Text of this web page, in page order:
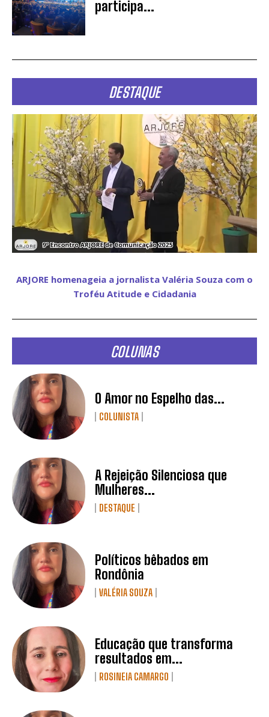
participa...
DESTAQUE
ARJORE homenageia a jornalista Valéria Souza com o
Troféu Atitude e Cidadania
COLUNAS
O Amor no Espelho das...
COLUNISTA
A Rejeição Silenciosa que
Mulheres...
DESTAQUE
Políticos bêbados em
Rondônia
VALÉRIA SOUZA
Educação que transforma
resultados em...
ROSINEIA CAMARGO